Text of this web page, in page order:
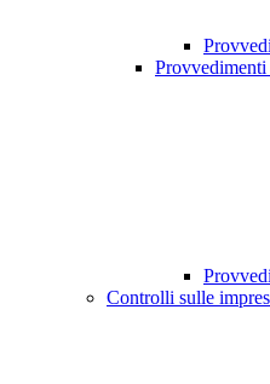
Controlli sulle